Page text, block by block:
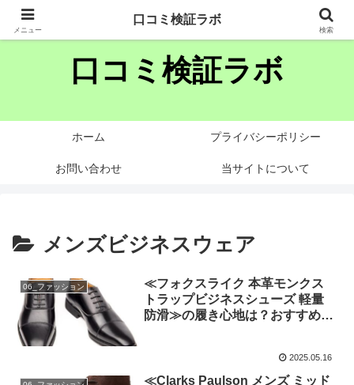
様々な商品・サービスの噂や口コミを忖度なく分析します
口コミ検証ラボ
ホーム プライバシーポリシー
お問い合わせ 当サイトについて
メンズビジネスウェア
06_ファッション
≪フォクスライク 本革モンクス
トラップビジネスシューズ 軽量
防滑≫の履き心地は？おすすめ？
2025.05.16
≪Clarks Paulson メンズ ミッド
メニュー
口コミ検証ラボ
検索